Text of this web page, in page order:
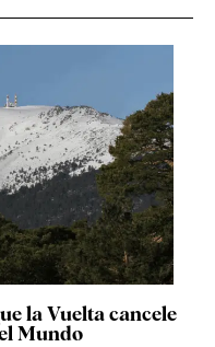
la Vuelta cancele
Mundo